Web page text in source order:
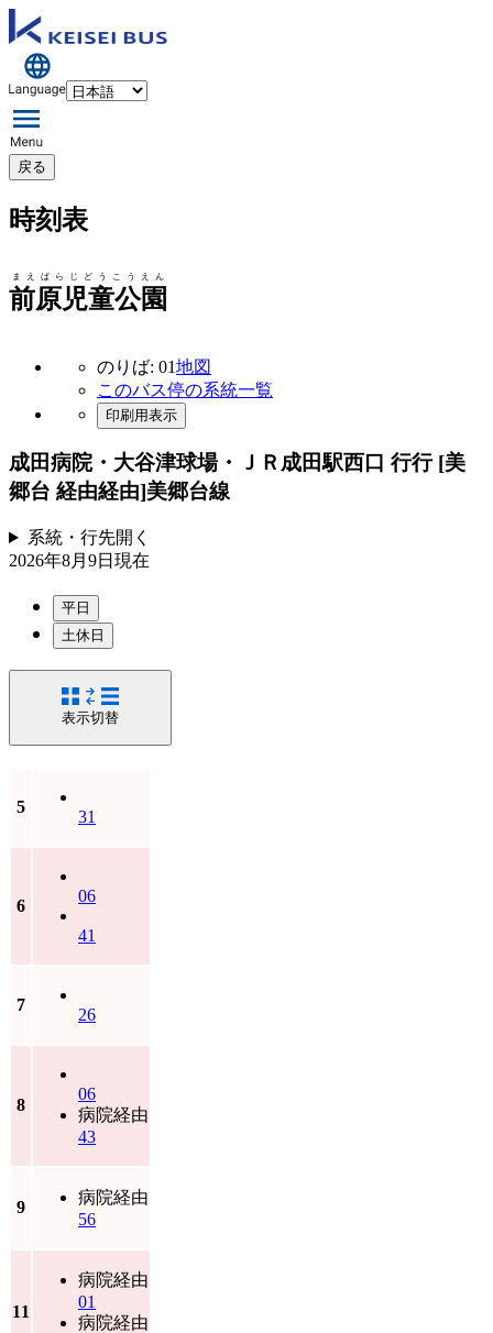
戻る
時刻表
前原児童公園
まえばらじどうこうえん
のりば: 01地図
このバス停の系統一覧
印刷用表示
成田病院・大谷津球場・ＪＲ成田駅西口 行行 [美
郷台 経由経由]美郷台線
系統・行先開く
2026年8月9日 現在
平日
土休日
表示切替
5
31
6
06
41
7
26
8
06
病院経由
43
9
病院経由
56
11
病院経由
01
病院経由